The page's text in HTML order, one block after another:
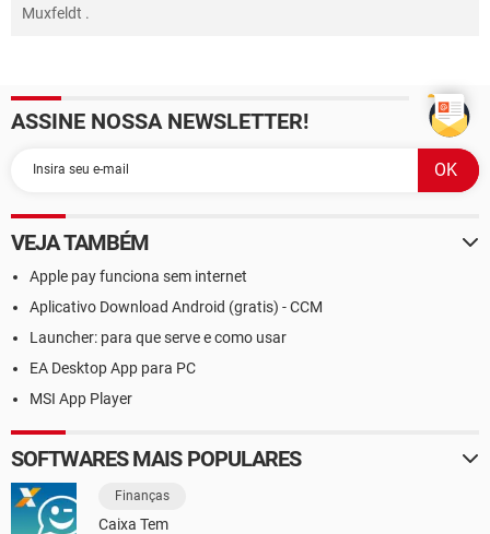
Muxfeldt .
ASSINE NOSSA NEWSLETTER!
VEJA TAMBÉM
Apple pay funciona sem internet
Aplicativo Download Android (gratis) - CCM
Launcher: para que serve e como usar
EA Desktop App para PC
MSI App Player
SOFTWARES MAIS POPULARES
Finanças
Caixa Tem